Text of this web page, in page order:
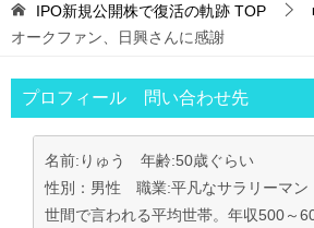
IPO新規公開株で復活の軌跡 TOP
オークファン、日興さんに感謝
プロフィール 問い合わせ先
名前:りゅう 年齢:50歳ぐらい
性別：男性 職業:平凡なサラリーマン
世間で言われる平均世帯。年収500～